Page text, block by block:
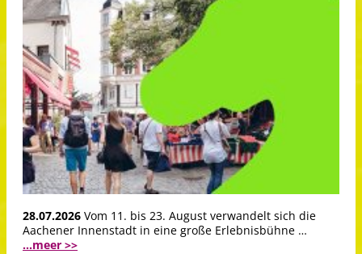
28.07.2026 Vom 11. bis 23. August verwandelt sich die
Aachener Innenstadt in eine große Erlebnisbühne …
...meer >>